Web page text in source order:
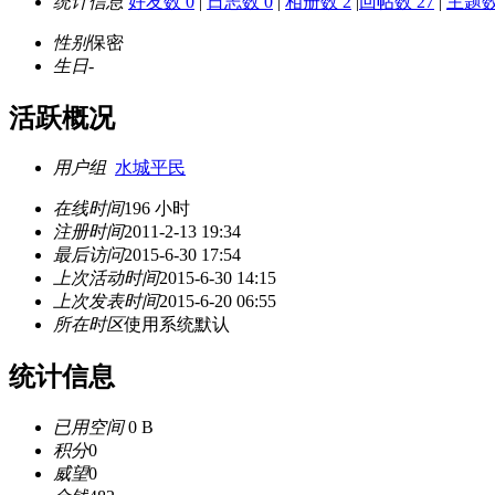
性别保密
生日-
活跃概况
用户组 水城平民
在线时间196 小时
注册时间2011-2-13 19:34
最后访问2015-6-30 17:54
上次活动时间2015-6-30 14:15
上次发表时间2015-6-20 06:55
所在时区使用系统默认
统计信息
已用空间0 B
积分0
威望0